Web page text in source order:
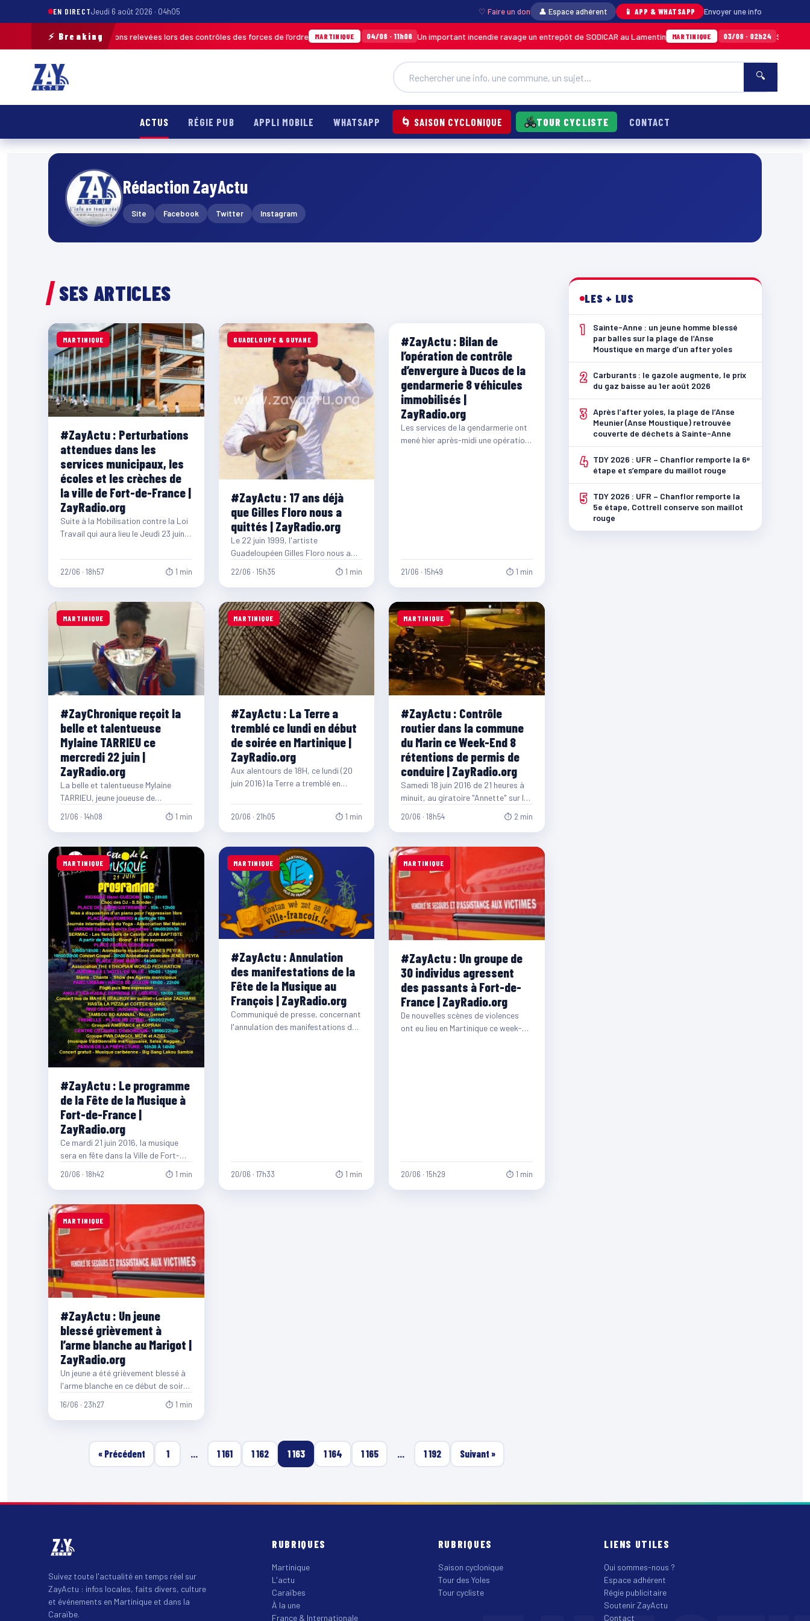
EN DIRECTJeudi 6 août 2026 · 04h05 ♡ Faire un don 👤 Espace adhérent 📱 APP & WHATSAPP Envoyer une info
⚡ Breaking
: plus de 120 infractions relevées lors des contrôles des forces de l’ordre MARTINIQUE 04/08 · 11h06 Un important incendie ravage un entrepôt de SODICAR au Lamentin MARTINIQUE 03/08 · 02h24 Sainte-Anne :
🔍
ACTUS RÉGIE PUB APPLI MOBILE WHATSAPP 🌀 SAISON CYCLONIQUE TOUR CYCLISTE CONTACT
Rédaction ZayActu
Site Facebook Twitter Instagram
SES ARTICLES
MARTINIQUE
#ZayActu : Perturbations
attendues dans les
services municipaux, les
écoles et les crèches de
la ville de Fort-de-France |
ZayRadio.org
Suite à la Mobilisation contre la Loi
Travail qui aura lieu le Jeudi 23 juin
22/06 · 18h57 ⏱ 1 min
GUADELOUPE & GUYANE
#ZayActu : 17 ans déjà
que Gilles Floro nous a
quittés | ZayRadio.org
Le 22 juin 1999, l'artiste
Guadeloupéen Gilles Floro nous a
quittés à l'âge de 36 ans alors
qu'il…
22/06 · 15h35 ⏱ 1 min
MARTINIQUE
#ZayActu : Bilan de
l’opération de contrôle
d’envergure à Ducos de la
gendarmerie 8 véhicules
immobilisés |
ZayRadio.org
Les services de la gendarmerie ont
mené hier après-midi une opération
21/06 · 15h49 ⏱ 1 min
MARTINIQUE
#ZayChronique reçoit la
belle et talentueuse
Mylaine TARRIEU ce
mercredi 22 juin |
ZayRadio.org
La belle et talentueuse Mylaine
TARRIEU, jeune joueuse de
l'Olympique Lyonnais et de l'équipe
de France féminine, sera…
21/06 · 14h08 ⏱ 1 min
MARTINIQUE
#ZayActu : La Terre a
tremblé ce lundi en début
de soirée en Martinique |
ZayRadio.org
Aux alentours de 18H, ce lundi (20
juin 2016) la Terre a tremblé en
20/06 · 21h05 ⏱ 1 min
MARTINIQUE
#ZayActu : Contrôle
routier dans la commune
du Marin ce Week-End 8
rétentions de permis de
conduire | ZayRadio.org
Samedi 18 juin 2016 de 21 heures à
minuit, au giratoire "Annette" sur la
20/06 · 18h54 ⏱ 2 min
MARTINIQUE
#ZayActu : Le programme
de la Fête de la Musique à
Fort-de-France |
ZayRadio.org
Ce mardi 21 juin 2016, la musique
sera en fête dans la Ville de Fort-
de-France, retrouvez tout le…
20/06 · 18h42 ⏱ 1 min
MARTINIQUE
#ZayActu : Annulation
des manifestations de la
Fête de la Musique au
François | ZayRadio.org
Communiqué de presse, concernant
l'annulation des manifestations de
20/06 · 17h33 ⏱ 1 min
MARTINIQUE
#ZayActu : Un groupe de
30 individus agressent
des passants à Fort-de-
France | ZayRadio.org
De nouvelles scènes de violences
ont eu lieu en Martinique ce week-
20/06 · 15h29 ⏱ 1 min
MARTINIQUE
#ZayActu : Un jeune
blessé grièvement à
l’arme blanche au Marigot |
ZayRadio.org
Un jeune a été grièvement blessé à
l'arme blanche en ce début de soirée
16/06 · 23h27 ⏱ 1 min
« Précédent 1 … 1 161 1 162 1 163 1 164 1 165 … 1 192 Suivant »
LES + LUS
1
Sainte-Anne : un jeune homme blessé
par balles sur la plage de l’Anse
Moustique en marge d’un after yoles
2
Carburants : le gazole augmente, le prix
du gaz baisse au 1er août 2026
3 Après l’after yoles, la plage de l’Anse
Meunier (Anse Moustique) retrouvée
couverte de déchets à Sainte-Anne
4 TDY 2026 : UFR – Chanflor remporte la 6ᵉ
étape et s’empare du maillot rouge
5
TDY 2026 : UFR – Chanflor remporte la
5e étape, Cottrell conserve son maillot
rouge
Suivez toute l'actualité en temps réel sur
ZayActu : infos locales, faits divers, culture
et événements en Martinique et dans la
Caraïbe.
RUBRIQUES
Martinique
L'actu
Caraïbes
À la une
France & Internationale
RUBRIQUES
Saison cyclonique
Tour des Yoles
Tour cycliste
LIENS UTILES
Qui sommes-nous ?
Espace adhérent
Régie publicitaire
Soutenir ZayActu
Contact